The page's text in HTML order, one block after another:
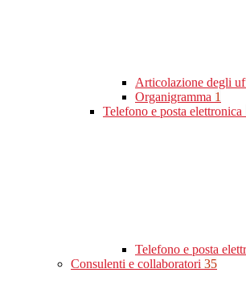
Articolazione degli
Organigramma 1
Telefono e posta elettronica
Telefono e posta
Consulenti e collaboratori 35